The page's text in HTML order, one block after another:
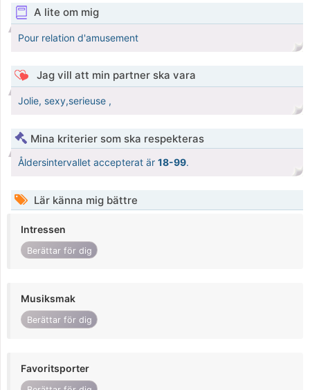
A lite om mig
Pour relation d'amusement
Jag vill att min partner ska vara
Jolie, sexy,serieuse ,
Mina kriterier som ska respekteras
Åldersintervallet accepterat är 18-99.
Lär känna mig bättre
Intressen
Berättar för dig
Musiksmak
Berättar för dig
Favoritsporter